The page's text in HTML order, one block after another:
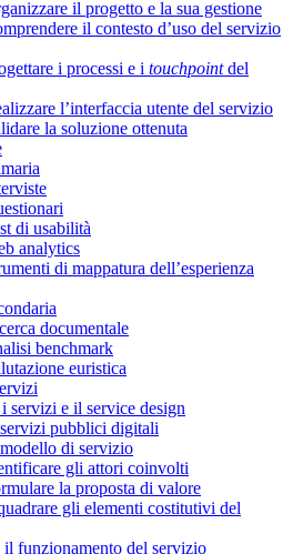
il progetto e la sua gestione
il contesto d’uso del servizio
i processi e i touchpointdel
l’interfaccia utente del servizio
la soluzione ottenuta
di usabilità
analytics
di mappatura dell’esperienza
documentale
benchmark
euristica
servizi e il service design
pubblici digitali
di servizio
gli attori coinvolti
la proposta di valore
gli elementi costitutivi del
il funzionamento del servizio